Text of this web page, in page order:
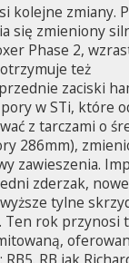
kolejne zmiany.
się zmieniony
Phase 2,
też
zaciski
w STi, które
z tarczami o
286mm),
zawieszenia.
zderzak, nowe
tylne
Ten rok przynosi